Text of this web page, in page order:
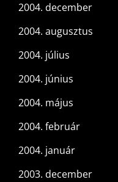
2004. december
2004. augusztus
2004. július
2004. június
2004. május
2004. február
2004. január
2003. december